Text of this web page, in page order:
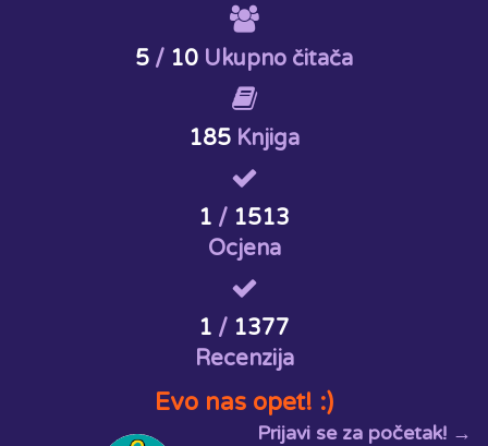
5 / 10 Ukupno čitača
185 Knjiga
1 / 1513
Ocjena
1 / 1377
Recenzija
Evo nas opet! :)
Prijavi se za početak! →